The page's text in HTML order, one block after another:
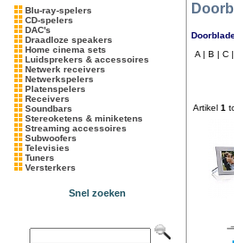
Blu-ray-spelers
CD-spelers
DAC's
Draadloze speakers
Home cinema sets
Luidsprekers & accessoires
Netwerk receivers
Netwerkspelers
Platenspelers
Receivers
Soundbars
Stereoketens & miniketens
Streaming accessoires
Subwoofers
Televisies
Tuners
Versterkers
Snel zoeken
A | B | C |
Artikel 1